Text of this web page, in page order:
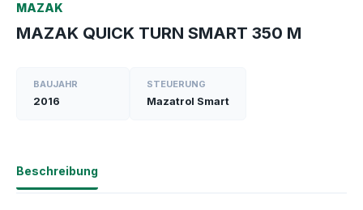
MAZAK
MAZAK QUICK TURN SMART 350 M
BAUJAHR
2016
STEUERUNG
Mazatrol Smart
Beschreibung